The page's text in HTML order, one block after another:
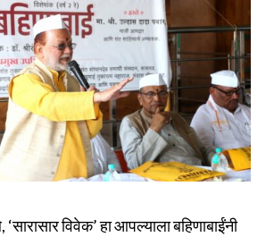
‘सारासार विवेक’ हा आपल्याला बहिणाबाईंनी